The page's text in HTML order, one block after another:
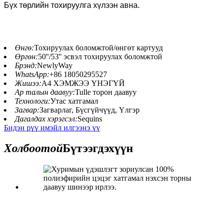
Бүх төрлийн тохируулга хүлээн авна.
Өнгө:Тохируулах боломжтой/өнгөт картууд
Өргөн:50''/53'' эсвэл тохируулах боломжтой
Брэнд:NewlyWay
WhatsApp:+86 18050295527
Жишээ:А4 ХЭМЖЭЭ ҮНЭГҮЙ
Ар талын даавуу:Tulle торон даавуу
Технологи:Утас хатгамал
Загвар:Загварлаг, Бүсгүйчүүд, Үлгэр
Дагалдах хэрэгсэл:Sequins
Бидэн рүү имэйл илгээнэ үү
ХолбоотойБүтээгдэхүүн